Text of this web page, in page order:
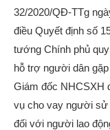
32/2020/QĐ-TTg
điều Quyết định số
tướng Chính phủ
hỗ trợ người dân
Giám đốc NHCSXH
vụ cho vay người sử
đối với người lao